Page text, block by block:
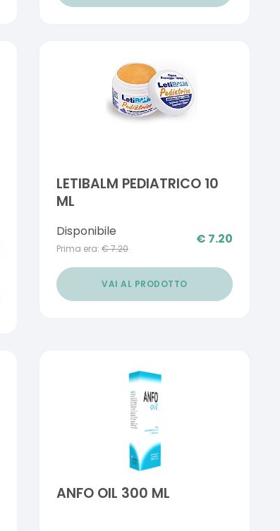
LETIBALM PEDIATRICO 10
ML
Disponibile
Prima era: €7.20
€ 7.20
VAI AL PRODOTTO
ANFO OIL 300 ML